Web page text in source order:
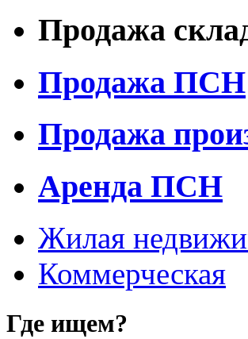
Продажа
Продажа ПСН
Продажа
Аренда ПСН
Жилая
Коммерческая
Где ищем?